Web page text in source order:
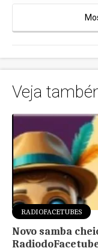
Veja
RADIOFACETUBES
Novo samba